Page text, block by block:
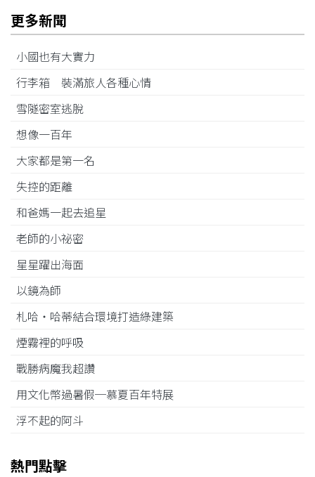
更多新聞
小國也有大實力
行李箱 裝滿旅人各種心情
雪隧密室逃脫
想像一百年
大家都是第一名
失控的距離
和爸媽一起去追星
老師的小祕密
星星躍出海面
以鏡為師
札哈‧哈蒂結合環境打造綠建築
煙霧裡的呼吸
戰勝病魔我超讚
用文化幣過暑假─慕夏百年特展
浮不起的阿斗
熱門點擊